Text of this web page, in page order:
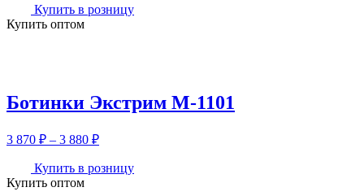
Купить в розницу
Купить оптом
Ботинки Экстрим М-1101
3 870 ₽ – 3 880 ₽Диапазон
3
Купить в розницу
Купить оптом